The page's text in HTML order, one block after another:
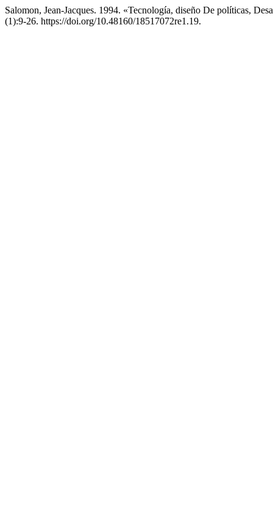
Salomon, Jean-Jacques. 1994. «Tecnología, diseño De políticas,
(1):9-26. https://doi.org/10.48160/18517072re1.19.